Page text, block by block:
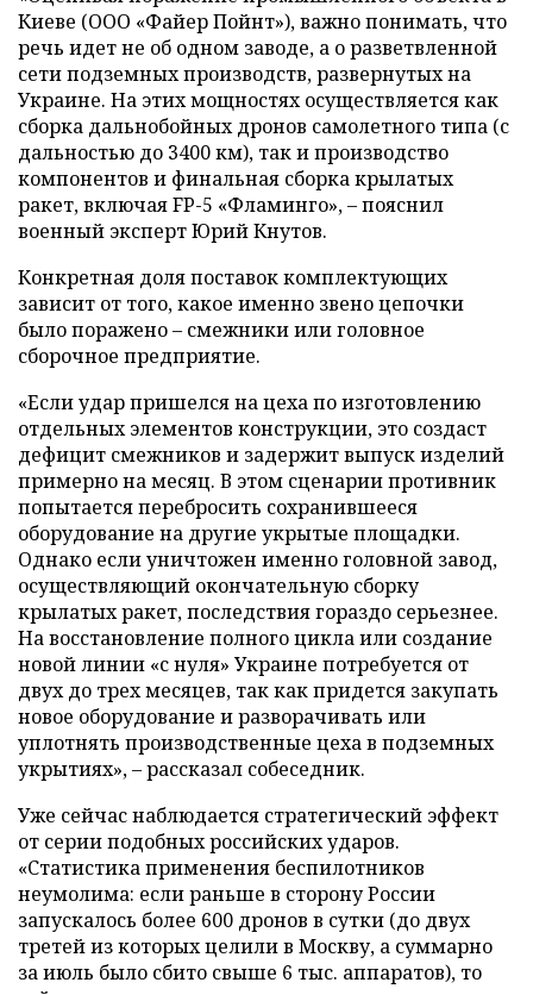
Киеве (ООО «Файер Пойнт»), важно понимать, что
речь идет не об одном заводе, а о разветвленной
сети подземных производств, развернутых на
Украине. На этих мощностях осуществляется как
сборка дальнобойных дронов самолетного типа (с
дальностью до 3400 км), так и производство
компонентов и финальная сборка крылатых
ракет, включая FP-5 «Фламинго», – пояснил
военный эксперт Юрий Кнутов.
Конкретная доля поставок комплектующих
зависит от того, какое именно звено цепочки
было поражено – смежники или головное
сборочное предприятие.
«Если удар пришелся на цеха по изготовлению
отдельных элементов конструкции, это создаст
дефицит смежников и задержит выпуск изделий
примерно на месяц. В этом сценарии противник
попытается перебросить сохранившееся
оборудование на другие укрытые площадки.
Однако если уничтожен именно головной завод,
осуществляющий окончательную сборку
крылатых ракет, последствия гораздо серьезнее.
На восстановление полного цикла или создание
новой линии «с нуля» Украине потребуется от
двух до трех месяцев, так как придется закупать
новое оборудование и разворачивать или
уплотнять производственные цеха в подземных
укрытиях», – рассказал собеседник.
Уже сейчас наблюдается стратегический эффект
от серии подобных российских ударов.
«Статистика применения беспилотников
неумолима: если раньше в сторону России
запускалось более 600 дронов в сутки (до двух
третей из которых целили в Москву, а суммарно
за июль было сбито свыше 6 тыс. аппаратов), то